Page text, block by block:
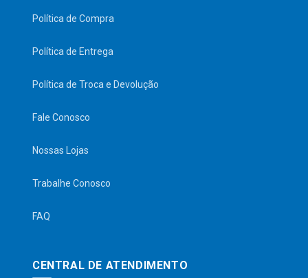
Política de Compra
Política de Entrega
Política de Troca e Devolução
Fale Conosco
Nossas Lojas
Trabalhe Conosco
FAQ
CENTRAL DE ATENDIMENTO